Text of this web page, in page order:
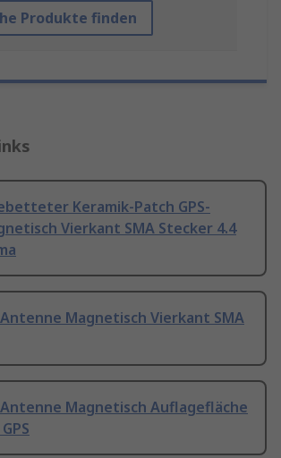
Produkte finden
Keramik-Patch GPS-
Vierkant SMA Stecker 4.4
Antenne Magnetisch Vierkant SMA
Antenne Magnetisch Auflagefläche